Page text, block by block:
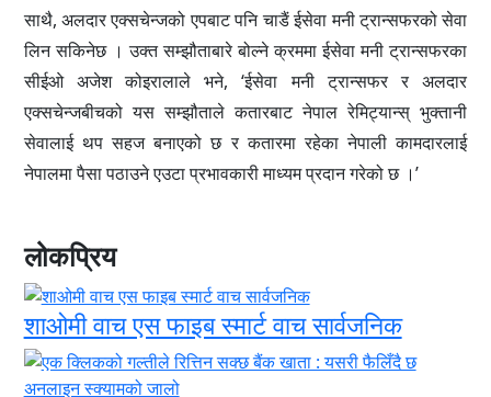
साथै, अलदार एक्सचेन्जको एपबाट पनि चाडैं ईसेवा मनी ट्रान्सफरको सेवा
लिन सकिनेछ । उक्त सम्झौताबारे बोल्ने क्रममा ईसेवा मनी ट्रान्सफरका
सीईओ अजेश कोइरालाले भने, ‘ईसेवा मनी ट्रान्सफर र अलदार
एक्सचेन्जबीचको यस सम्झौताले कतारबाट नेपाल रेमिट्यान्स् भुक्तानी
सेवालाई थप सहज बनाएको छ र कतारमा रहेका नेपाली कामदारलाई
नेपालमा पैसा पठाउने एउटा प्रभावकारी माध्यम प्रदान गरेको छ ।’
लोकप्रिय
शाओमी वाच एस फाइब स्मार्ट वाच सार्वजनिक